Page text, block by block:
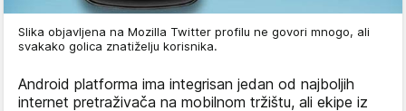
Slika objavljena na Mozilla Twitter profilu ne govori mnogo, ali
svakako golica znatiželju korisnika.
Android platforma ima integrisan jedan od najboljih
internet pretraživača na mobilnom tržištu, ali ekipe iz